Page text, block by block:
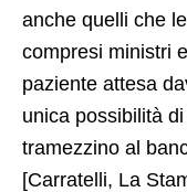
anche quelli che
compresi ministri
paziente attesa
unica possibilità
tramezzino al
[Carratelli, La